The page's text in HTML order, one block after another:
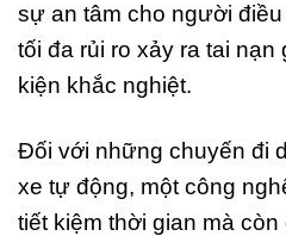
sự an tâm cho người
tối đa rủi ro xảy ra tai nạn
kiện khắc nghiệt.
Đối với những chuyến đi
xe tự động, một công
tiết kiệm thời gian mà